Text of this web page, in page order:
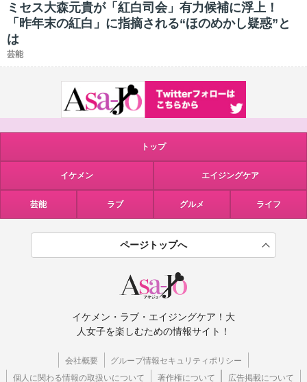
ミセス大森元貴が「紅白司会」有力候補に浮上！
「昨年末の紅白」に指摘される“ほのめかし疑惑”と
は
芸能
トップ
イケメン エイジングケア
芸能 ラブ グルメ ライフ
ページトップへ
イケメン・ラブ・エイジングケア！大
人女子を楽しむための情報サイト！
会社概要
グループ情報セキュリティポリシー
個人に関わる情報の取扱いについて
著作権について 広告掲載について